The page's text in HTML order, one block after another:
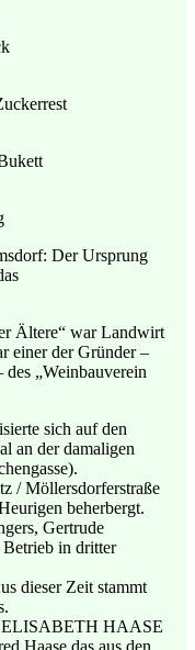
Der Ursprung
Ältere“ war Landwirt
einer der Gründer –
„Weinbauverein
sich auf den
an der damaligen
/ Möllersdorferstraße
beherbergt.
Gertrude
in dritter
dieser Zeit stammt
HAASE
Haase das aus den